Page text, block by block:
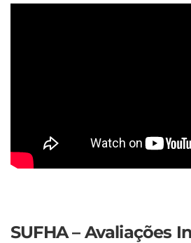
SUFHA – Avaliações